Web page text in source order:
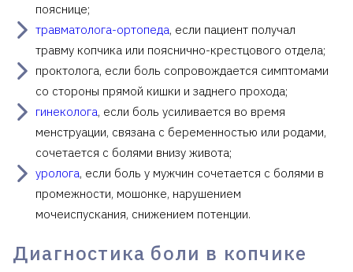
пояснице;
травматолога-ортопеда, если пациент получал
травму копчика или пояснично-крестцового отдела;
проктолога, если боль сопровождается симптомами
со стороны прямой кишки и заднего прохода;
гинеколога, если боль усиливается во время
менструации, связана с беременностью или родами,
сочетается с болями внизу живота;
уролога, если боль у мужчин сочетается с болями в
промежности, мошонке, нарушением
мочеиспускания, снижением потенции.
Диагностика боли в копчике